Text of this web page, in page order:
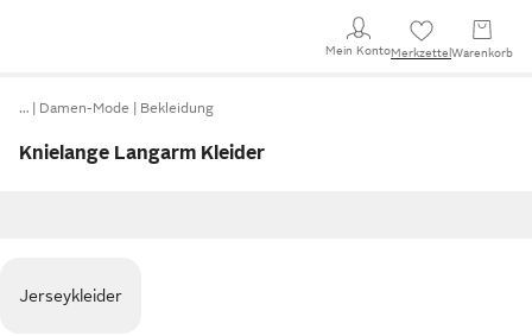
Mein KontoMerkzettel Warenkorb
… Damen-Mode Bekleidung
Knielange Langarm Kleider
Jerseykleider